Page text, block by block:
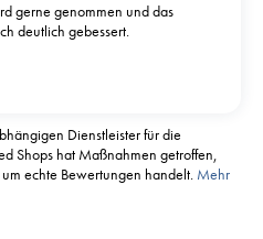
gerne genommen und das
deutlich gebessert.
Dienstleister für die
Shops hat Maßnahmen getroffen,
echte Bewertungen handelt. Mehr